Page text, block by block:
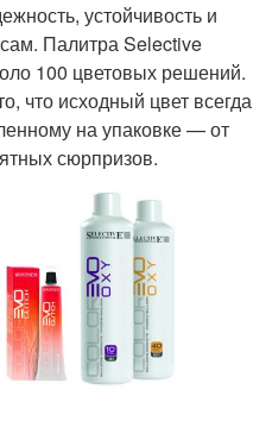
устойчивость и
Палитра Selective
100 цветовых решений.
что исходный цвет всегда
на упаковке — от
сюрпризов.